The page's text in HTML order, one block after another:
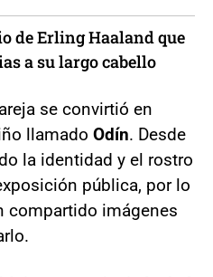
de Erling Haaland que
a su largo cabello
se convirtió en
llamado Odín. Desde
la identidad y el rostro
pública, por lo
compartido imágenes